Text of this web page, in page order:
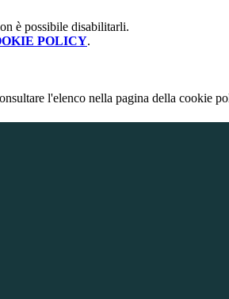
è possibile disabilitarli.
POLICY.
l'elenco nella pagina della cookie